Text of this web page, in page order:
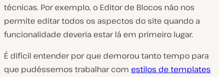
técnicas. Por exemplo, o Editor de Blocos não nos
permite editar todos os aspectos do site quando a
funcionalidade deveria estar lá em primeiro lugar.
É difícil entender por que demorou tanto tempo para
que pudéssemos trabalhar com estilos de templates